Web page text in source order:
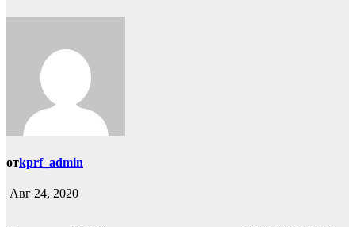
отkprf_admin
Авг 24, 2020